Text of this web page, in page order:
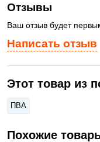
Написать отзыв
Отзывы
Ваш отзыв будет
Этот товар из
ПВА
Похожие